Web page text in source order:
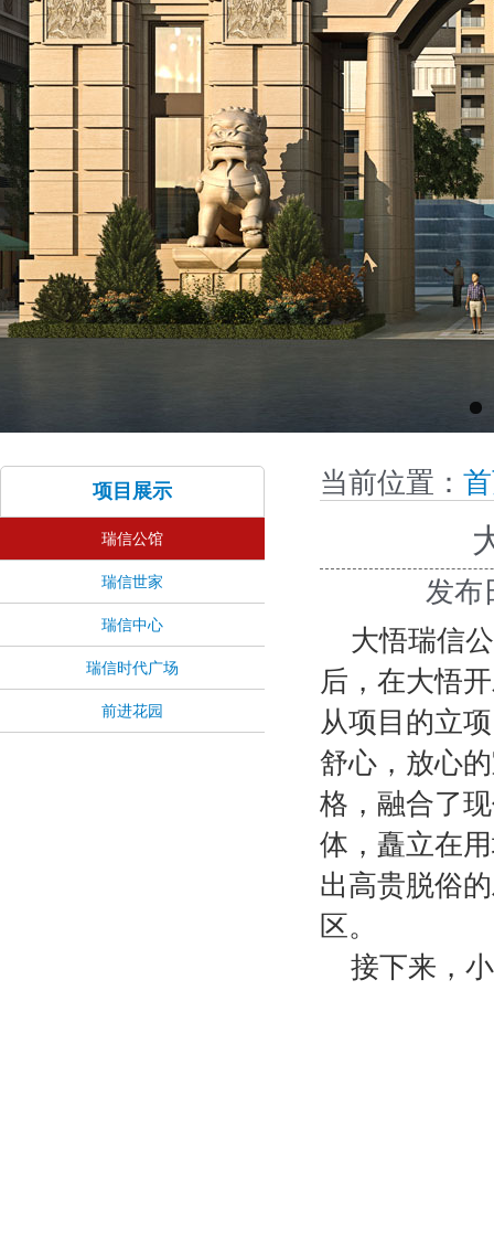
项目展示
瑞信公馆
瑞信世家
瑞信中心
瑞信时代广场
前进花园
当前位置：
发布
大悟瑞信
后，在大悟
从项目的立
舒心，放心
格，融合了
体，矗立在
出高贵脱俗
区。
接下来，